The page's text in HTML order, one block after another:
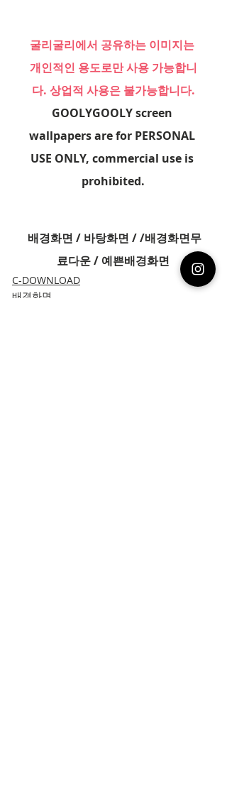
굴리굴리에서 공유하는 이미지는
개인적인 용도로만 사용 가능합니
다. 상업적 사용은 불가능합니다.
GOOLYGOOLY screen
wallpapers are for PERSONAL
USE ONLY, commercial use is
prohibited.
료다운 / 예쁜배경화면
C-DOWNLOAD
배경화면